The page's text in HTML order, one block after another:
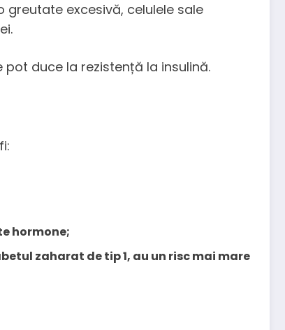
excesivă, celulele sale
duce la rezistență la insulină.
hormone;
zaharat de tip 1, au un risc mai mare